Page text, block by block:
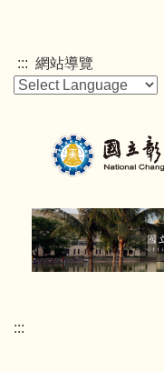
主
要
::: 網站導覽
:::